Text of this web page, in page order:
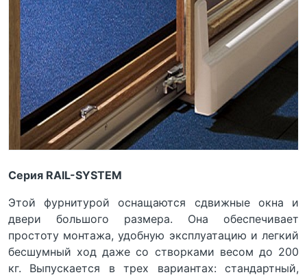
Серия RAIL-SYSTEM
Этой фурнитурой оснащаются сдвижные окна и
двери большого размера. Она обеспечивает
простоту монтажа, удобную эксплуатацию и легкий
бесшумный ход даже со створками весом до 200
кг. Выпускается в трех вариантах: стандартный,